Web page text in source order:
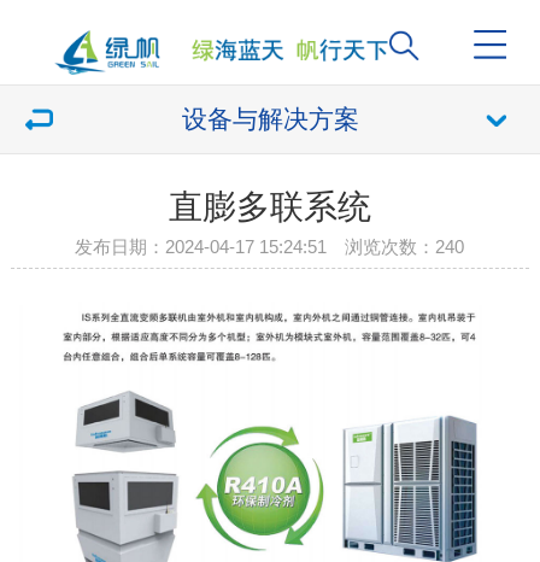
设备与解决方案
直膨多联系统
发布日期：2024-04-17 15:24:51 浏览次数： 240